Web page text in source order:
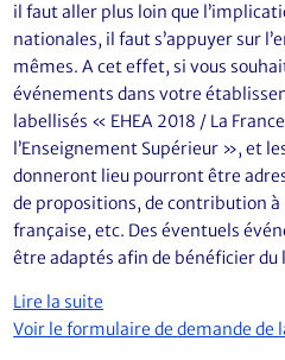
il faut aller plus loin que
nationales, il faut s’appuyer sur
mêmes. A cet effet, si vous
événements dans votre
labellisés « EHEA 2018 / La
l’Enseignement Supérieur », et
donneront lieu pourront être
de propositions, de contribution à
française, etc. Des éventuels
être adaptés afin de bénéficier du
Lire la suite
Voir le formulaire de demande de